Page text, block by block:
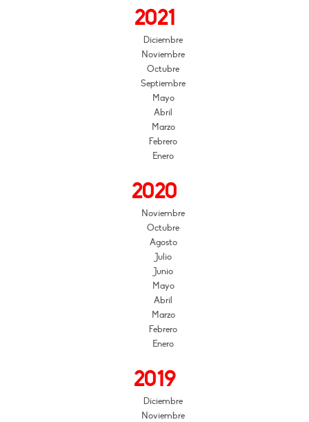
2021
Diciembre
Noviembre
Octubre
Septiembre
Mayo
Abril
Marzo
Febrero
Enero
2020
Noviembre
Octubre
Agosto
Julio
Junio
Mayo
Abril
Marzo
Febrero
Enero
2019
Diciembre
Noviembre